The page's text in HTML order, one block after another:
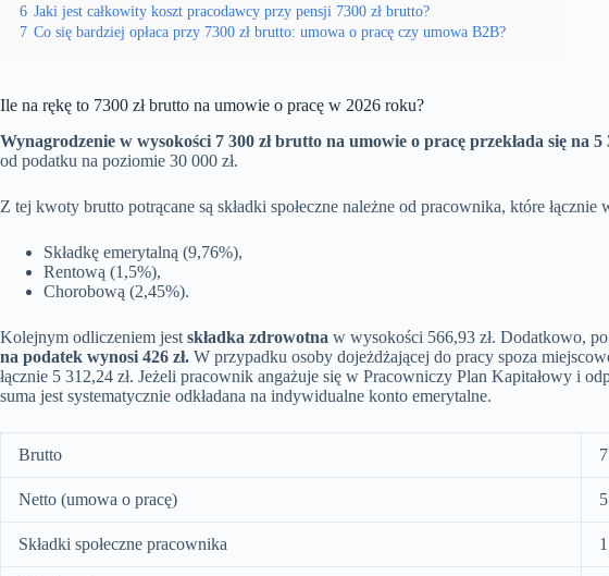
6 Jaki jest całkowity koszt pracodawcy przy pensji 7300 zł brutto?
7 Co się bardziej opłaca przy 7300 zł brutto: umowa o pracę czy umowa B2B?
Ile na rękę to 7300 zł brutto na umowie o pracę w 2026 roku?
Wynagrodzenie w wysokości 7 300 zł brutto na umowie o pracę przekłada się na 5
od podatku na poziomie 30 000 zł.
Z tej kwoty brutto potrącane są składki społeczne należne od pracownika, które łącznie
Składkę emerytalną (9,76%),
Rentową (1,5%),
Chorobową (2,45%).
Kolejnym odliczeniem jest składka zdrowotna w wysokości 566,93 zł. Dodatkowo,
na podatek wynosi 426 zł. W przypadku osoby dojeżdżającej do pracy spoza
łącznie 5 312,24 zł. Jeżeli pracownik angażuje się w Pracowniczy Plan Kapitałowy i
suma jest systematycznie odkładana na indywidualne konto emerytalne.
Brutto
Netto (umowa o pracę)
Składki społeczne pracownika